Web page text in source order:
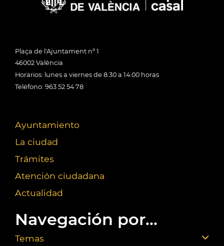
Plaça de l'Ajuntament nº 1
46002 València
Horarios: lunes a viernes de 8:30 a 14:00 horas
Teléfono: 963 52 54 78
Ayuntamiento
La ciudad
Trámites
Atención ciudadana
Actualidad
Navegación por...
Temas